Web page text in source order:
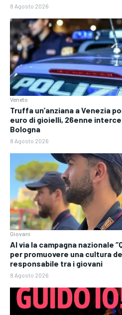
8 Agosto 2026
Veneto
Truffa un’anziana a Venezia
euro di gioielli, 26enne
Bologna
8 Agosto 2026
Giovani
Al via la campagna nazionale
per promuovere una cultura
responsabile tra i giovani
8 Agosto 2026